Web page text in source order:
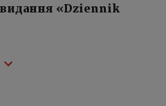
«Dziennik